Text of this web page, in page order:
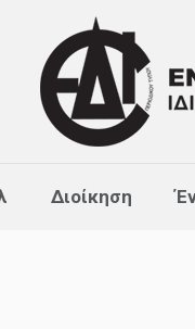
Διοίκηση